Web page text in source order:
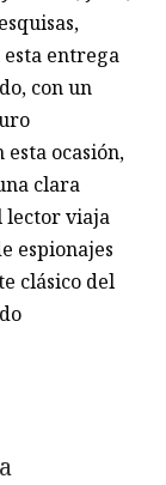
entrega
con un
ocasión,
clara
lector viaja
espionajes
clásico del